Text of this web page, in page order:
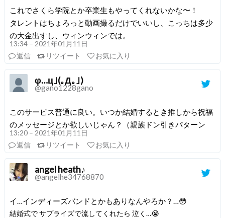
これでさくら学院とか卒業生もやってくれないかな〜！
タレントはちょろっと動画撮るだけでいいし、こっちは多少
の大金出すし、ウィンウィンでは。
13:34 – 2021年01月11日
返信
リツイート お気に入り
φ…ц｣(｡Д｡｣)
@gano1228gano
このサービス普通に良い。いつか結婚するとき推しから祝福
のメッセージとか欲しいじゃん？（親族ドン引きパターン
13:20 – 2021年01月11日
返信
リツイート お気に入り
angel heath♪
@angelhe34768870
イ…インディーズバンドとかもありなんやろか？…😳
結婚式で サプライズで流してくれたら 泣く…😭